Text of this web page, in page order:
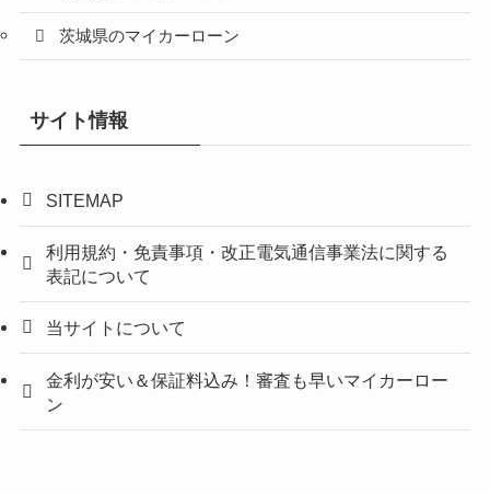
茨城県のマイカーローン
サイト情報
SITEMAP
利用規約・免責事項・改正電気通信事業法に関する
表記について
当サイトについて
金利が安い＆保証料込み！審査も早いマイカーロー
ン